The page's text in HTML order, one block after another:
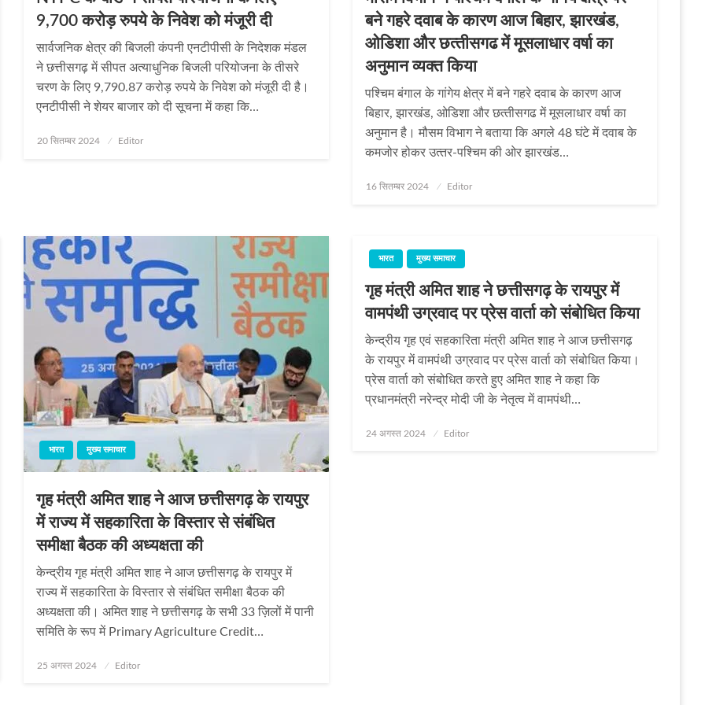
9,700 करोड़ रुपये के निवेश को मंजूरी दी
सार्वजनिक क्षेत्र की बिजली कंपनी एनटीपीसी के निदेशक मंडल
ने छत्तीसगढ़ में सीपत अत्याधुनिक बिजली परियोजना के तीसरे
चरण के लिए 9,790.87 करोड़ रुपये के निवेश को मंजूरी दी है।
एनटीपीसी ने शेयर बाजार को दी सूचना में कहा कि…
Posted
20 सितम्बर 2024 Editor
बने गहरे दवाब के कारण आज बिहार, झारखंड,
ओडिशा और छत्‍तीसगढ में मूसलाधार वर्षा का
अनुमान व्‍यक्‍त किया
पश्चिम बंगाल के गांगेय क्षेत्र में बने गहरे दवाब के कारण आज
बिहार, झारखंड, ओडिशा और छत्‍तीसगढ में मूसलाधार वर्षा का
अनुमान है। मौसम विभाग ने बताया कि अगले 48 घंटे में दवाब के
कमजोर होकर उत्‍तर-पश्चिम की ओर झारखंड…
Posted
16 सितम्बर 2024 Editor
भारत मुख्य समाचार
गृह मंत्री अमित शाह ने आज छत्तीसगढ़ के रायपुर
में राज्य में सहकारिता के विस्तार से संबंधित
समीक्षा बैठक की अध्यक्षता की
केन्द्रीय गृह मंत्री अमित शाह ने आज छत्तीसगढ़ के रायपुर में
राज्य में सहकारिता के विस्तार से संबंधित समीक्षा बैठक की
अध्यक्षता की। अमित शाह ने छत्तीसगढ़ के सभी 33 ज़िलों में पानी
समिति के रूप में Primary Agriculture Credit…
Posted
25 अगस्त 2024 Editor
भारत मुख्य समाचार
गृह मंत्री अमित शाह ने छत्तीसगढ़ के रायपुर में
वामपंथी उग्रवाद पर प्रेस वार्ता को संबोधित किया
केन्द्रीय गृह एवं सहकारिता मंत्री अमित शाह ने आज छत्तीसगढ़
के रायपुर में वामपंथी उग्रवाद पर प्रेस वार्ता को संबोधित किया।
प्रेस वार्ता को संबोधित करते हुए अमित शाह ने कहा कि
प्रधानमंत्री नरेन्द्र मोदी जी के नेतृत्व में वामपंथी…
Posted
24 अगस्त 2024 Editor